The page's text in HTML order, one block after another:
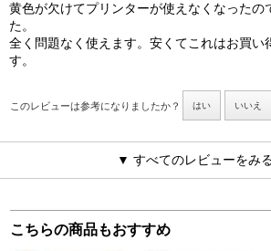
黄色が欠けてプリンターが使えなくなったの
た。
全く問題なく使えます。安くてこれはお買い
す。
このレビューは参考になりましたか？ はい いいえ
▼ すべてのレビューをみ
こちらの商品もおすすめ